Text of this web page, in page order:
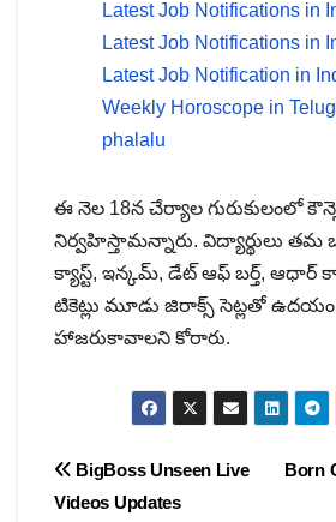
Latest Job Notifications in
Latest Job Notifications in
Latest Job Notification in
Weekly Horoscope in
phalalu
ఈ నెల 18న చేర్యాల గురుకులంలో
నిర్వహిస్తామన్నారు. విద్యార్థులు తమ
క్యాస్ట్, ఇన్కమ్, డేట్ ఆఫ్ బర్త్, ఆధార్
టికెట్లు మూడు జిరాక్స్ సెట్లతో ఉదయం
హాజరుకావాలని కోరారు.
Post
Born
BigBoss Unseen Live
Videos Updates